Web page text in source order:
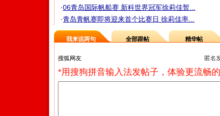
·06青岛国际帆船赛 新科世界冠军徐莉佳暂...
·青岛青帆赛即将迎来首个比赛日 徐莉佳率...
我来说两句 全部跟帖 精华帖
匿名
*用搜狗拼音输入法发帖子，体验更流畅